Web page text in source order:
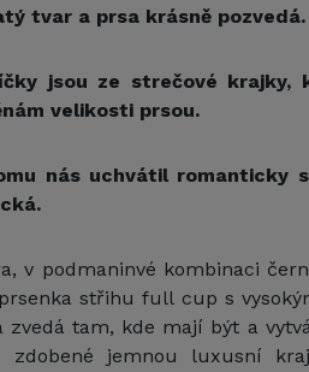
tvar a prsa krásně pozvedá.
jsou ze strečové krajky,
velikosti prsou.
nás uchvátil romanticky
v podmaninvé kombinaci
střihu full cup s
zvedá tam, kde mají být a
zdobené jemnou luxusní